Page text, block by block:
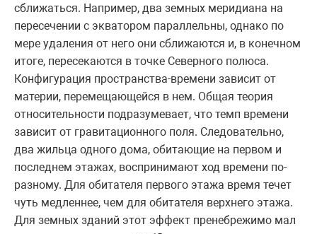
сближаться. Например, два земных меридиана на
пересечении с экватором параллельны, однако по
мере удаления от него они сближаются и, в конечном
итоге, пересекаются в точке Северного полюса.
Конфигурация пространства-времени зависит от
материи, перемещающейся в нем. Общая теория
относительности подразумевает, что темп времени
зависит от гравитационного поля. Следовательно,
два жильца одного дома, обитающие на первом и
последнем этажах, воспринимают ход времени по-
разному. Для обитателя первого этажа время течет
чуть медленнее, чем для обитателя верхнего этажа.
Для земных зданий этот эффект пренебрежимо мал